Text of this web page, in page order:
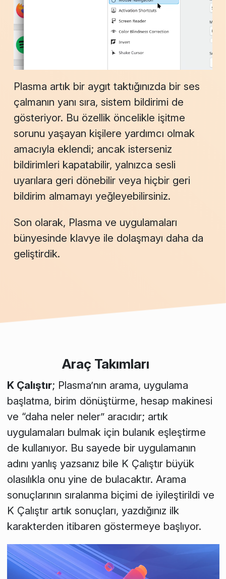
Plasma artık bir aygıt taktığınızda bir ses
çalmanın yanı sıra, sistem bildirimi de
gösteriyor. Bu özellik öncelikle işitme
sorunu yaşayan kişilere yardımcı olmak
amacıyla eklendi; ancak isterseniz
bildirimleri kapatabilir, yalnızca sesli
uyarılara geri dönebilir veya hiçbir geri
bildirim almamayı yeğleyebilirsiniz.
Son olarak, Plasma ve uygulamaları
bünyesinde klavye ile dolaşmayı daha da
geliştirdik.
Araç Takımları
K Çalıştır; Plasma’nın arama, uygulama
başlatma, birim dönüştürme, hesap makinesi
ve “daha neler neler” aracıdır; artık
uygulamaları bulmak için bulanık eşleştirme
de kullanıyor. Bu sayede bir uygulamanın
adını yanlış yazsanız bile K Çalıştır büyük
olasılıkla onu yine de bulacaktır. Arama
sonuçlarının sıralanma biçimi de iyileştirildi ve
K Çalıştır artık sonuçları, yazdığınız ilk
karakterden itibaren göstermeye başlıyor.